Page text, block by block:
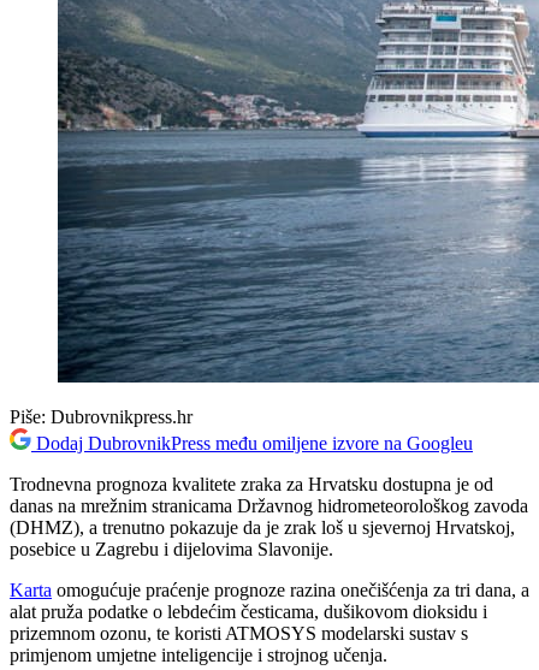
Piše: Dubrovnikpress.hr
Dodaj DubrovnikPress među omiljene izvore na Googleu
Trodnevna prognoza kvalitete zraka za Hrvatsku dostupna je od
danas na mrežnim stranicama Državnog hidrometeorološkog zavoda
(DHMZ), a trenutno pokazuje da je zrak loš u sjevernoj Hrvatskoj,
posebice u Zagrebu i dijelovima Slavonije.
Karta omogućuje praćenje prognoze razina onečišćenja za tri dana, a
alat pruža podatke o lebdećim česticama, dušikovom dioksidu i
prizemnom ozonu, te koristi ATMOSYS modelarski sustav s
primjenom umjetne inteligencije i strojnog učenja.